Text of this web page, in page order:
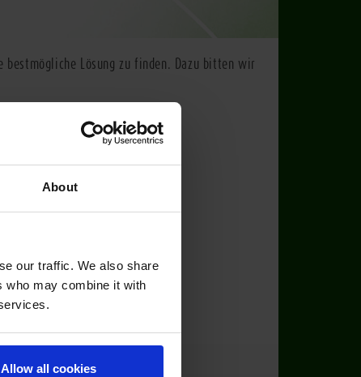
About
our traffic. We also share
who may combine it with
Allow all cookies
bestmögliche Lösung zu finden. Dazu bitten wir